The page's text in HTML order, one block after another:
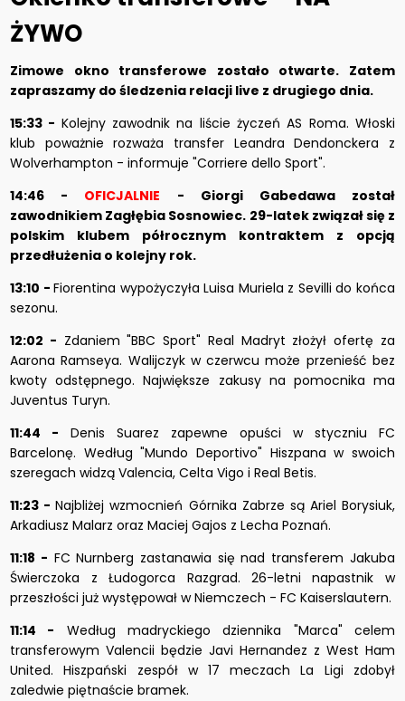
ŻYWO
Zimowe okno transferowe zostało otwarte. Zatem
zapraszamy do śledzenia relacji live z drugiego dnia.
15:33 - Kolejny zawodnik na liście życzeń AS Roma. Włoski
klub poważnie rozważa transfer Leandra Dendonckera z
Wolverhampton - informuje "Corriere dello Sport".
14:46 - OFICJALNIE - Giorgi Gabedawa został
zawodnikiem Zagłębia Sosnowiec. 29-latek związał się z
polskim klubem półrocznym kontraktem z opcją
przedłużenia o kolejny rok.
13:10 -Fiorentina wypożyczyła Luisa Muriela z Sevilli do końca
sezonu.
12:02 - Zdaniem "BBC Sport" Real Madryt złożył ofertę za
Aarona Ramseya. Walijczyk w czerwcu może przenieść bez
kwoty odstępnego. Największe zakusy na pomocnika ma
Juventus Turyn.
11:44 - Denis Suarez zapewne opuści w styczniu FC
Barcelonę. Według "Mundo Deportivo" Hiszpana w swoich
szeregach widzą Valencia, Celta Vigo i Real Betis.
11:23 -Najbliżej wzmocnień Górnika Zabrze są Ariel Borysiuk,
Arkadiusz Malarz oraz Maciej Gajos z Lecha Poznań.
11:18 - FC Nurnberg zastanawia się nad transferem Jakuba
Świerczoka z Łudogorca Razgrad. 26-letni napastnik w
przeszłości już występował w Niemczech - FC Kaiserslautern.
11:14 - Według madryckiego dziennika "Marca" celem
transferowym Valencii będzie Javi Hernandez z West Ham
United. Hiszpański zespół w 17 meczach La Ligi zdobył
zaledwie piętnaście bramek.